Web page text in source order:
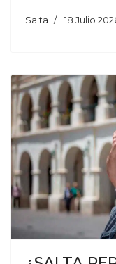
Salta 18 Julio